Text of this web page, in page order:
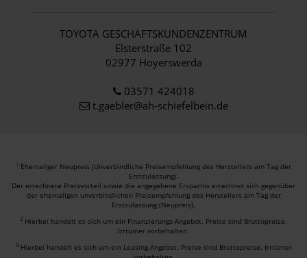
TOYOTA GESCHÄFTSKUNDENZENTRUM
Elsterstraße 102
02977 Hoyerswerda
03571 424018
t.gaebler@ah-schiefelbein.de
1 Ehemaliger Neupreis (Unverbindliche Preisempfehlung des Herstellers am Tag der
Erstzulassung).
Der errechnete Preisvorteil sowie die angegebene Ersparnis errechnet sich gegenüber
der ehemaligen unverbindlichen Preisempfehlung des Herstellers am Tag der
Erstzulassung (Neupreis).
2 Hierbei handelt es sich um ein Finanzierungs-Angebot. Preise sind Bruttopreise.
Irrtümer vorbehalten.
3 Hierbei handelt es sich um ein Leasing-Angebot. Preise sind Bruttopreise. Irrtümer